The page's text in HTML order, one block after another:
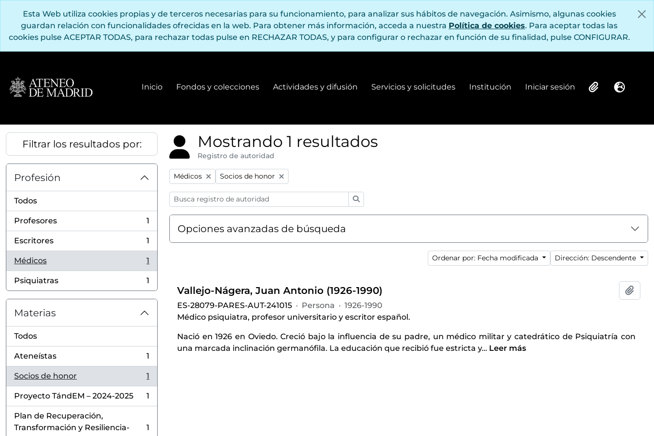
Esta Web utiliza cookies propias y de terceros necesarias para su funcionamiento, para analizar sus hábitos de navegación. Asimismo, algunas cookies
guardan relación con funcionalidades ofrecidas en la web. Para obtener más información, acceda a nuestra Política de cookies. Para aceptar todas las
cookies pulse ACEPTAR TODAS, para rechazar todas pulse en RECHAZAR TODAS, y para configurar o rechazar en función de su finalidad, pulse CONFIGURAR.
Inicio Fondos y colecciones
Fondos y colecciones
Actividades y difusión
Actividades y difusión
Servicios y solicitudes Institución
Institución
Iniciar sesión
Iniciar sesión ClipboardIdioma
Filtrar los resultados por:
Profesión
Todos
Profesores
, 1 resultados
1
Escritores
, 1 resultados
1
Médicos
, 1 resultados
1
Psiquiatras
, 1 resultados
1
Materias
Todos
Ateneístas
, 1 resultados
1
Socios de honor
, 1 resultados
1
Proyecto TándEM – 2024-2025
, 1 resultados
1
Plan de Recuperación,
Transformación y Resiliencia-
, 1 resultados
1
Mostrando 1 resultados
Registro de autoridad
Remove filter:
Médicos Remove filter:
Socios de honor
Opciones avanzadas de búsqueda
Ordenar por: Fecha modificada Dirección: Descendente
Vallejo-Nágera, Juan Antonio (1926-1990)
ES-28079-PARES-AUT-241015 · Persona · 1926-1990
Médico psiquiatra, profesor universitario y escritor español.
Nació en 1926 en Oviedo. Creció bajo la influencia de su padre, un médico militar y catedrático de Psiquiatría con
una marcada inclinación germanófila. La educación que recibió fue estricta y… Leer más